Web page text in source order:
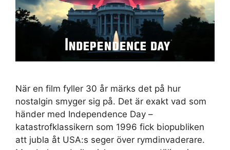
När en film fyller 30 år märks det på hur
nostalgin smyger sig på. Det är exakt vad som
händer med Independence Day –
katastrofklassikern som 1996 fick biopubliken
att jubla åt USA:s seger över rymdinvaderare.